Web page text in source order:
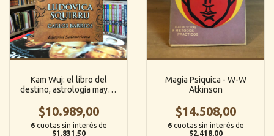
Kam Wuj: el libro del
destino, astrología maya -
Barrios (Editorial
Sudamericana) [G]
$10.989,00
6 cuotas sin interés de
$1.831,50
Magia Psiquica - W-W
Atkinson
$14.508,00
6 cuotas sin interés de
$2.418,00